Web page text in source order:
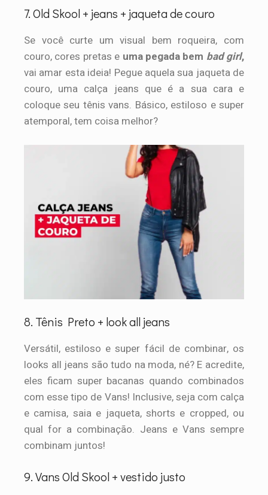
7. Old Skool + jeans + jaqueta de couro
Se você curte um visual bem roqueira, com
couro, cores pretas e uma pegada bem bad girl,
vai amar esta ideia! Pegue aquela sua jaqueta de
couro, uma calça jeans que é a sua cara e
coloque seu tênis vans. Básico, estiloso e super
atemporal, tem coisa melhor?
8. Tênis Preto + look all jeans
Versátil, estiloso e super fácil de combinar, os
looks all jeans são tudo na moda, né? E acredite,
eles ficam super bacanas quando combinados
com esse tipo de Vans! Inclusive, seja com calça
e camisa, saia e jaqueta, shorts e cropped, ou
qual for a combinação. Jeans e Vans sempre
combinam juntos!
9. Vans Old Skool + vestido justo